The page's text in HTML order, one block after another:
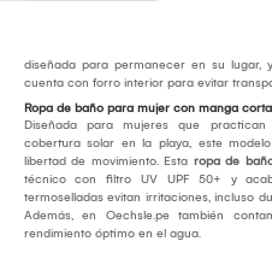
diseñada para permanecer en su lugar,
cuenta con forro interior para evitar
Ropa de baño para mujer con manga corta
Diseñada para mujeres que
cobertura solar en la playa, este
libertad de movimiento. Esta ropa de
técnico con filtro UV UPF 50+ y
termoselladas evitan irritaciones, incluso
Además, en Oechsle.pe también
rendimiento óptimo en el agua.